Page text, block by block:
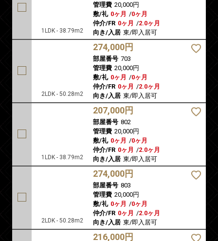
1LDK - 38.79m2
管理費 20,000円
敷/礼 0ヶ月 /0ヶ月
仲介/FR 0ヶ月 /2.0ヶ月
向き/入居 東/即入居可
2LDK - 50.28m2
274,000円
部屋番号 703
管理費 20,000円
敷/礼 0ヶ月 /0ヶ月
仲介/FR 0ヶ月 /2.0ヶ月
向き/入居 東/即入居可
1LDK - 38.79m2
207,000円
部屋番号 802
管理費 20,000円
敷/礼 0ヶ月 /0ヶ月
仲介/FR 0ヶ月 /2.0ヶ月
向き/入居 東/即入居可
2LDK - 50.28m2
274,000円
部屋番号 803
管理費 20,000円
敷/礼 0ヶ月 /0ヶ月
仲介/FR 0ヶ月 /2.0ヶ月
向き/入居 東/即入居可
216,000円